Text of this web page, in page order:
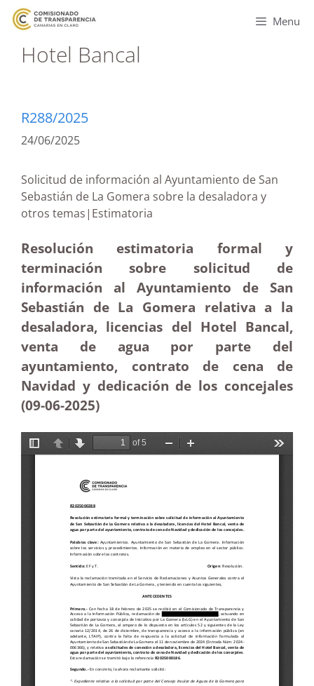
Menu
Hotel Bancal
R288/2025
24/06/2025
Solicitud de información al Ayuntamiento de San
Sebastián de La Gomera sobre la desaladora y
otros temas|Estimatoria
Resolución estimatoria formal y
terminación sobre solicitud de
información al Ayuntamiento de San
Sebastián de La Gomera relativa a la
desaladora, licencias del Hotel Bancal,
venta de agua por parte del
ayuntamiento, contrato de cena de
Navidad y dedicación de los concejales
(09-06-2025)